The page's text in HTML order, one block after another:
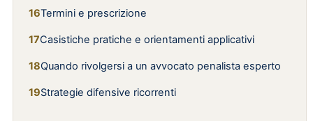
Termini e prescrizione
Casistiche pratiche e orientamenti applicativi
Quando rivolgersi a un avvocato penalista esperto
Strategie difensive ricorrenti